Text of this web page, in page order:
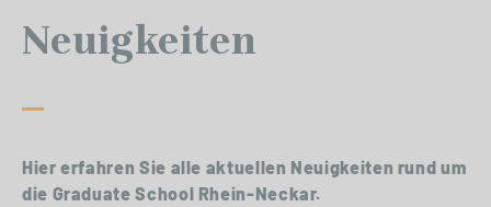
Neuigkeiten
Hier erfahren Sie alle aktuellen Neuigkeiten rund um
die Graduate School Rhein-Neckar.